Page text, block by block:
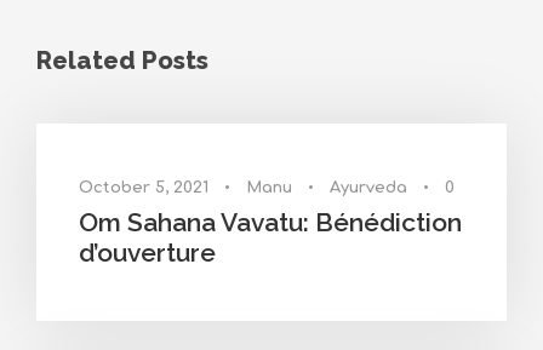
Related Posts
October 5, 2021 • Manu • Ayurveda • 0
Om Sahana Vavatu: Bénédiction
d’ouverture